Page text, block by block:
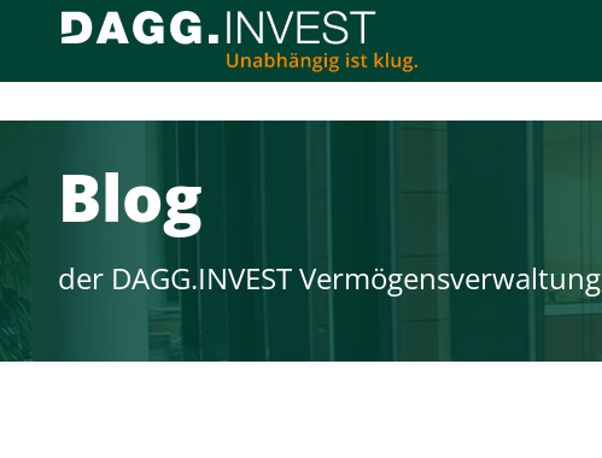
Blog
der DAGG.INVEST Vermögensverwaltung